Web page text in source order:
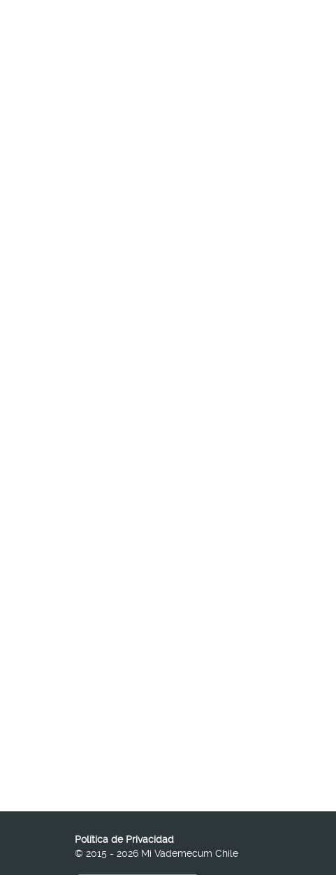
Política de Privacidad
© 2015 - 2026 Mi Vademecum Chile